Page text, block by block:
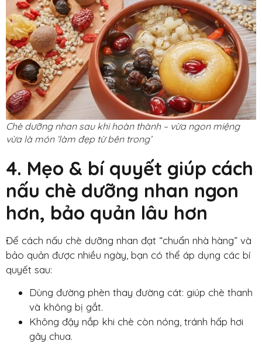
Chè dưỡng nhan sau khi hoàn thành – vừa ngon miệng
vừa là món ‘làm đẹp từ bên trong’
4. Mẹo & bí quyết giúp cách
nấu chè dưỡng nhan ngon
hơn, bảo quản lâu hơn
Để cách nấu chè dưỡng nhan đạt “chuẩn nhà hàng” và
bảo quản được nhiều ngày, bạn có thể áp dụng các bí
quyết sau:
Dùng đường phèn thay đường cát: giúp chè thanh
và không bị gắt.
Không đậy nắp khi chè còn nóng, tránh hấp hơi
gây chua.